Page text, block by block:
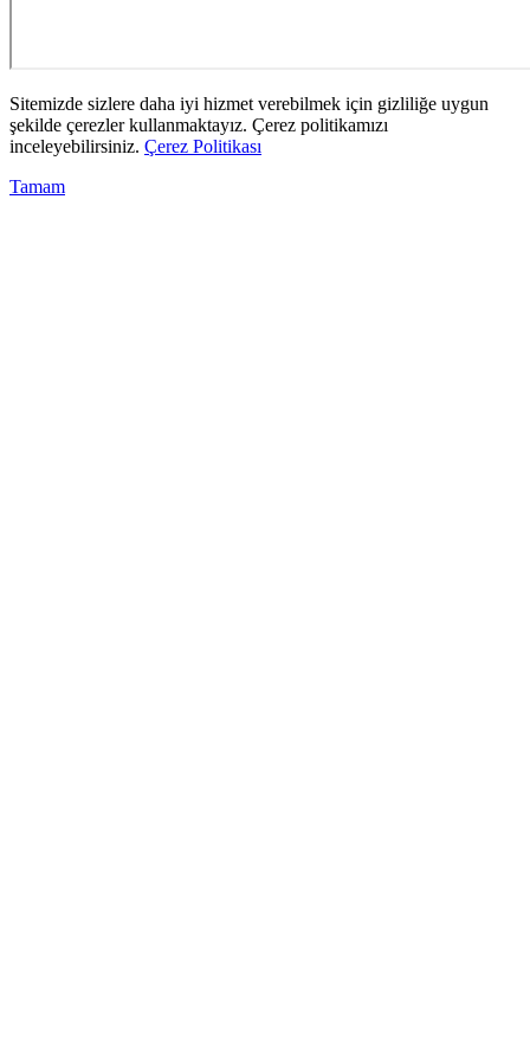
Sitemizde sizlere daha iyi hizmet verebilmek için gizliliğe uygun
şekilde çerezler kullanmaktayız. Çerez politikamızı
inceleyebilirsiniz. Çerez Politikası
Tamam